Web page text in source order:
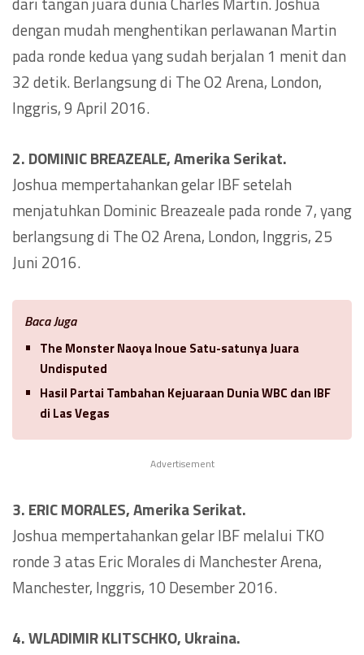
dengan mudah menghentikan perlawanan Martin
pada ronde kedua yang sudah berjalan 1 menit dan
32 detik. Berlangsung di The O2 Arena, London,
Inggris, 9 April 2016.
2. DOMINIC BREAZEALE, Amerika Serikat.
Joshua mempertahankan gelar IBF setelah
menjatuhkan Dominic Breazeale pada ronde 7, yang
berlangsung di The O2 Arena, London, Inggris, 25
Juni 2016.
Baca Juga
The Monster Naoya Inoue Satu-satunya Juara
Undisputed
Hasil Partai Tambahan Kejuaraan Dunia WBC dan IBF
di Las Vegas
Advertisement
3. ERIC MORALES, Amerika Serikat.
Joshua mempertahankan gelar IBF melalui TKO
ronde 3 atas Eric Morales di Manchester Arena,
Manchester, Inggris, 10 Desember 2016.
4. WLADIMIR KLITSCHKO, Ukraina.